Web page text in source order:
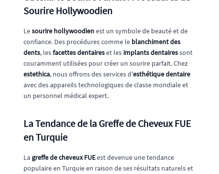
Sourire Hollywoodien
Lesourire hollywoodienest un symbole de beauté et de
confiance. Des procédures comme le blanchiment des
dents, lesfacettes dentaireset les implants dentairessont
couramment utilisées pour créer un sourire parfait. Chez
estethica, nous offrons des services d'esthétique dentaire
avec des appareils technologiques de classe mondiale et
un personnel médical expert.
La Tendance de la Greffe de Cheveux FUE
en Turquie
La greffe de cheveux FUEest devenue une tendance
populaire en Turquie en raison de ses résultats naturels et